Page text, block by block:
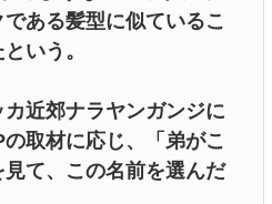
ある髪型に似ているこ
いう。
近郊ナラヤンガンジに
取材に応じ、「弟がこ
て、この名前を選んだ